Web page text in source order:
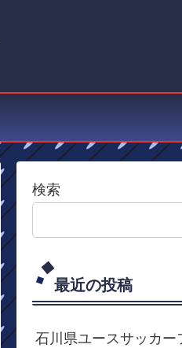
検索
最近の投稿
石川県ユースサッカー